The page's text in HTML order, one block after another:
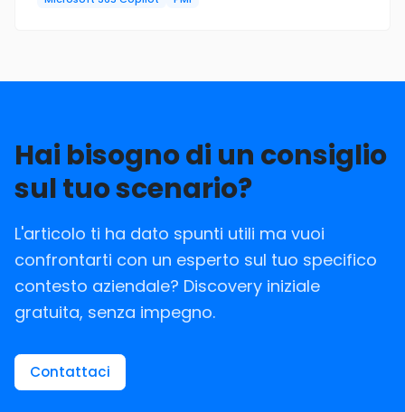
Hai bisogno di un consiglio
sul tuo scenario?
L'articolo ti ha dato spunti utili ma vuoi
confrontarti con un esperto sul tuo specifico
contesto aziendale? Discovery iniziale
gratuita, senza impegno.
Contattaci